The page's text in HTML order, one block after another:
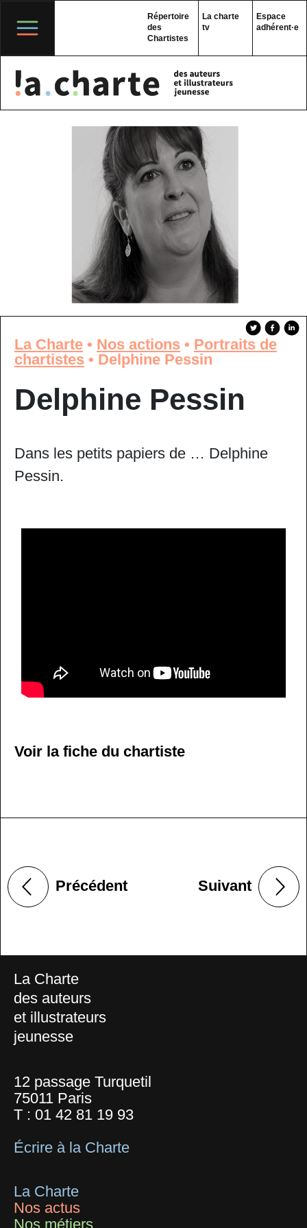
content
Répertoire
des
Chartistes
La charte
tv
Espace
adhérent·e
La Charte • Nos actions • Portraits de
chartistes • Delphine Pessin
Delphine Pessin
Dans les petits papiers de … Delphine
Pessin.
Voir la fiche du chartiste
Précédent Suivant
La Charte
des auteurs
et illustrateurs
jeunesse
12 passage Turquetil
75011 Paris
T : 01 42 81 19 93
Écrire à la Charte
La Charte
Nos actus
Nos métiers